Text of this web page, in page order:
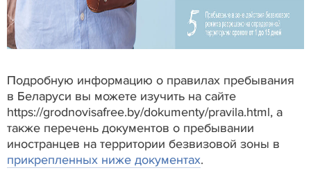
Подробную информацию о правилах пребывания
в Беларуси вы можете изучить на сайте
https://grodnovisafree.by/dokumenty/pravila.html, а
также перечень документов о пребывании
иностранцев на территории безвизовой зоны в
прикрепленных ниже документах.